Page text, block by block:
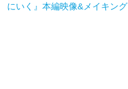
にいく』本編映像& メイキング